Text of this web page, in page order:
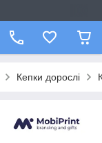
Кепки дорослі